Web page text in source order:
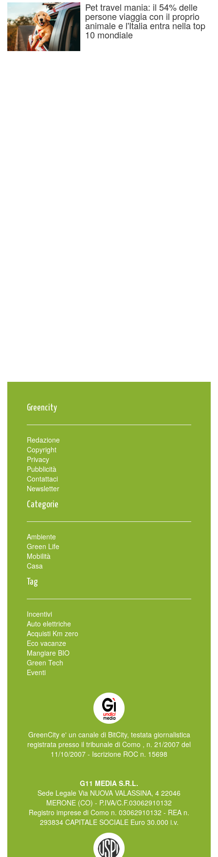
Pet travel mania: il 54% delle
persone viaggia con il proprio
animale e l'Italia entra nella top
10 mondiale
Greencity
Redazione
Copyright
Privacy
Pubblicità
Contattaci
Newsletter
Categorie
Ambiente
Green Life
Mobilità
Casa
Tag
Incentivi
Auto elettriche
Acquisti Km zero
Eco vacanze
Mangiare BIO
Green Tech
Eventi
GreenCity e' un canale di BitCity, testata giornalistica
registrata presso il tribunale di Como , n. 21/2007 del
11/10/2007 - Iscrizione ROC n. 15698
G11 MEDIA S.R.L.
Sede Legale Via NUOVA VALASSINA, 4 22046
MERONE (CO) - P.IVA/C.F.03062910132
Registro imprese di Como n. 03062910132 - REA n.
293834 CAPITALE SOCIALE Euro 30.000 i.v.